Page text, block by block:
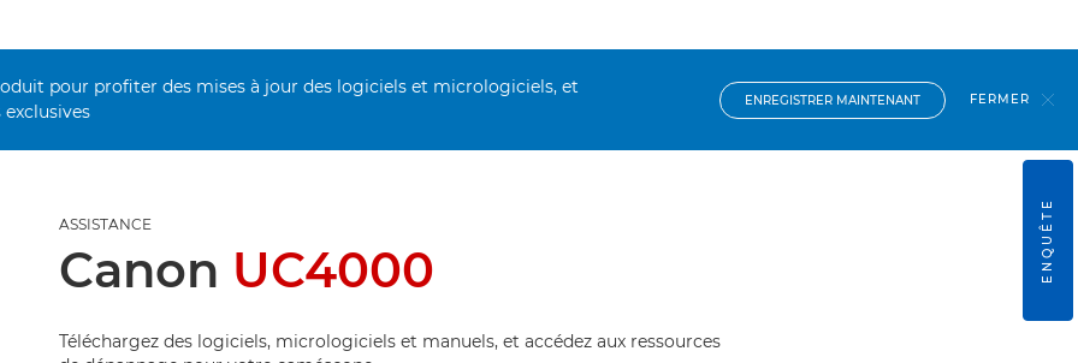
pour profiter des mises à jour des logiciels et micrologiciels, et
ENREGISTRER MAINTENANT FERMER
ASSISTANCE
Canon UC4000
Téléchargez des logiciels, micrologiciels et manuels, et accédez aux ressources
ENQUÊTE